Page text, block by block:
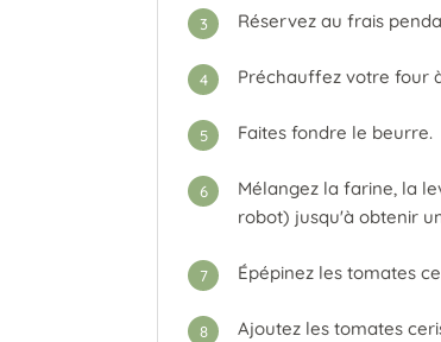
3 Réservez au frais
4 Préchauffez votre four à
5 Faites fondre le beurre.
6
Mélangez la farine, la
robot) jusqu'à obtenir
7 Épépinez les tomates
8 Ajoutez les tomates